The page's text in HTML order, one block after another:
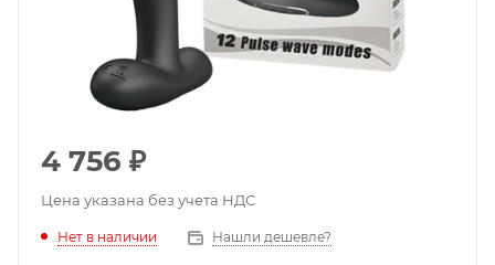
4 756 ₽
Цена указана без учета НДС
Нет в наличии Нашли дешевле?